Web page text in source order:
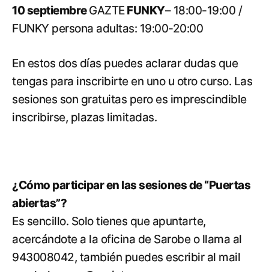
10 septiembreGAZTEFUNKY– 18:00-19:00 /
FUNKY persona adultas: 19:00-20:00
En estos dos días puedes aclarar dudas que
tengas para inscribirte en uno u otro curso. Las
sesiones son gratuitas pero es imprescindible
inscribirse, plazas limitadas.
¿Cómo participar en las sesiones de “Puertas
abiertas”?
Es sencillo. Solo tienes que apuntarte,
acercándote a la oficina de Sarobe o llama al
943008042, también puedes escribir al mail